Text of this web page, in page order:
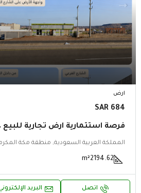
ارض
684 SAR
فرصة استثمارية ارض تجارية
2194.62
m²
اتصل البريد